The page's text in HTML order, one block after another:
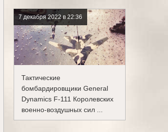
7 декабря 2022 в 22:36
Тактические
бомбардировщики General
Dynamics F-111 Королевских
военно-воздушных сил ...